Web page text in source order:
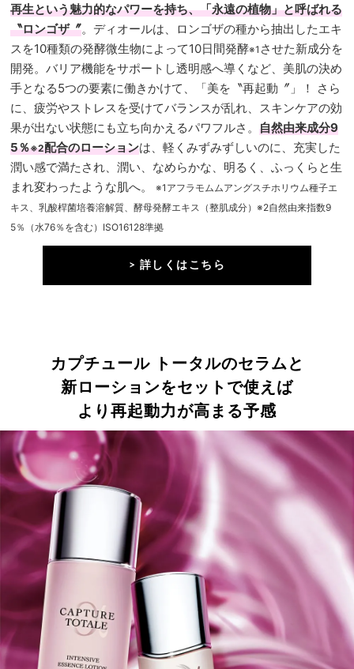
再生という魅力的なパワーを持ち、「永遠の植物」と呼ばれる
〝ロンゴザ〞。ディオールは、ロンゴザの種から抽出したエキ
スを10種類の発酵微生物によって10日間発酵※1 させた新成分を
開発。バリア機能をサポートし透明感へ導くなど、美肌の決め
手となる5つの要素に働きかけて、「美を〝再起動〞」！ さら
に、疲労やストレスを受けてバランスが乱れ、スキンケアの効
果が出ない状態にも立ち向かえるパワフルさ。 自然由来成分9
5％※2配合のローションは、軽くみずみずしいのに、充実した
潤い感で満たされ、潤い、なめらかな、明るく、ふっくらと生
まれ変わったような肌へ。
※1アフラモムムアングスチホリウム種子エ
キス、乳酸桿菌培養溶解質、酵母発酵エキス（整肌成分）※2自然由来指数9
5％（水76％を含む）ISO16128準拠
> 詳しくはこちら
カプチュール トータルのセラムと
新ローションをセットで使えば
より再起動力が高まる予感